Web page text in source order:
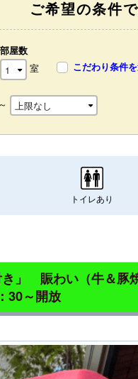
ご希望の条件
部屋数
室
こだわり条件
～
トイレあり
き」 賑わい（牛＆
30～開放